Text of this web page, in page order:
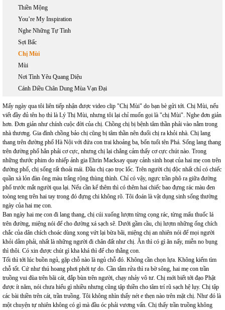
Thiền Mộng
You’re My Inspiration
Nghe Những Tự Tình
Sợi Bấc
Chị Mùi
Mùi
Nơi Tình Yêu Quang Diệu
Cánh Diều Chân Dung Mùa Vạn Đại
Mấy ngày qua tôi liên tiếp nhận được video clip "Chị Mùi" do bạn bè gửi tới. Chị Mùi, nếu
viết đầy đủ tên họ thì là Lý Thị Mùi, nhưng tôi lại chỉ muốn gọi là "chị Mùi". Nghe đơn giản
hơn. Đơn giản như chính cuộc đời của chị. Chồng chị bị bệnh tâm thần phải vào nằm trong
nhà thương. Gia đình chồng bảo chị cũng bị tâm thần nên đuổi chị ra khỏi nhà. Chị lang
thang trên đường phố Hà Nội với đứa con trai khoảng ba, bốn tuổi tên Phá. Sống lang thang
trên đường phố hẳn phải cơ cực, nhưng chị lại chẳng cảm thấy cơ cực chút nào. Trong
những thước phim do nhiếp ảnh gia Ehrin Macksay quay cảnh sinh hoạt của hai mẹ con trên
đường phố, chị sống rất thoải mái. Đầu chị cạo trọc lốc. Trên người chị độc nhất chỉ có chiếc
quần xà lỏn đàn ông màu trắng rộng thùng thình. Chỉ có vậy, ngực trần phô ra giữa đường
phố trước mắt người qua lại. Nếu cần kể thêm thì có thêm hai chiếc bao đựng rác màu đen
toòng teng trên hai tay trong đó đựng chi không rõ. Tôi đoán là vật dụng sinh sống thường
ngày của hai mẹ con.
Ban ngày hai mẹ con đi lang thang, chị cúi xuống lượm từng cọng rác, từng mẩu thuốc lá
trên đường, miệng nói để cho đường xá sạch sẽ. Dưới gầm cầu, chị lượm những ống chích
chắc của dân chích choác dùng xong vứt lại bừa bãi, miệng chị an nhiên nói để mọi người
khỏi dẵm phải, nhất là những người đi chân đất như chị. Ăn thì có gì ăn nấy, miễn no bụng
thì thôi. Có xin được chút gì kha khá thì để cho thằng con.
Tối thì tới lúc buồn ngủ, gặp chỗ nào là ngủ chỗ đó. Không cần chọn lựa. Không kiếm tìm
chỗ tốt. Cứ như thú hoang phơi phới tự do. Cần tắm rửa thì ra bờ sông, hai mẹ con trần
truồng vui đùa trên bãi cát, đắp bùn trên người, chạy nhảy vô tư. Chị mới biết tới đạo Phật
được ít năm, nói chưa hiểu gì nhiều nhưng cũng tập thiền cho tâm trí rũ sạch hệ lụy. Chị tập
các bài thiền trên cát, trần truồng. Tôi không nhìn thấy nét e thẹn nào trên mặt chị. Như đó là
một chuyện tự nhiên không có gì mà đầu óc phải vương vấn. Chị thấy trần truồng không